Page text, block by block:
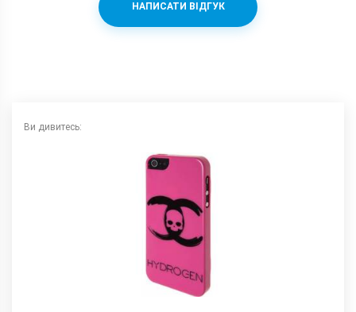
НАПИСАТИ ВІДГУК
Ви дивитесь: